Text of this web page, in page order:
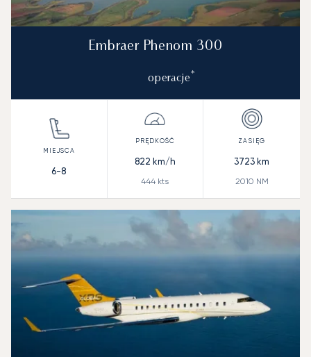
Embraer Phenom 300
operacje*
6-8
822 km/h
444 kts
3723 km
2010 NM